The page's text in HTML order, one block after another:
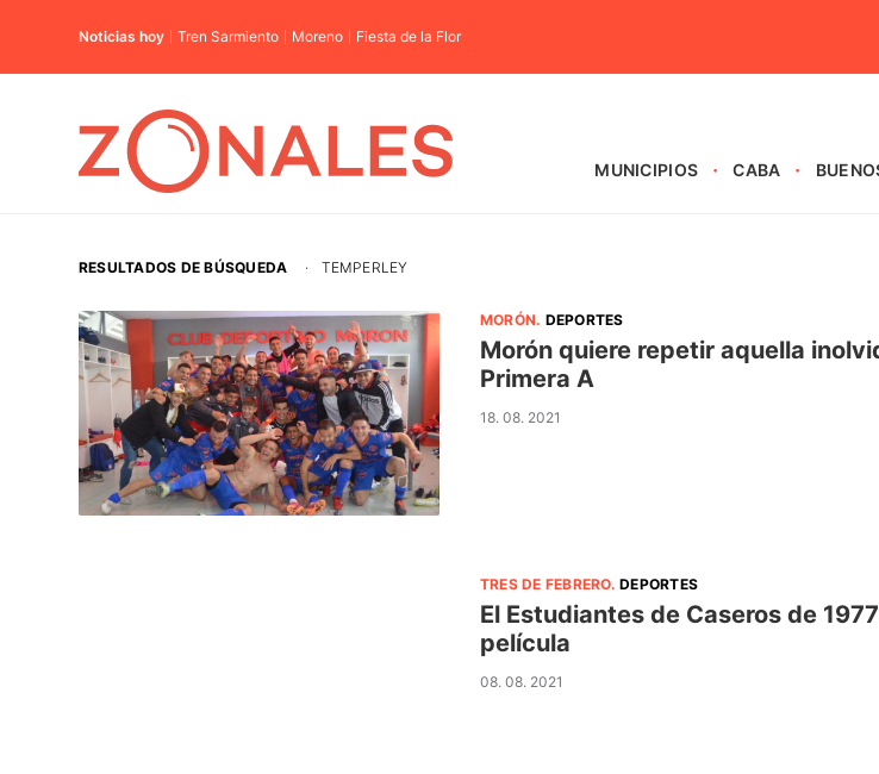
Noticias hoy Tren Sarmiento Moreno Fiesta de la Flor
MUNICIPIOS CABA
RESULTADOS DE BÚSQUEDA · TEMPERLEY
MORÓN. DEPORTES
Morón quiere repetir aquella
Primera A
18. 08. 2021
TRES DE FEBRERO.DEPORTES
El Estudiantes de Caseros de
película
08. 08. 2021